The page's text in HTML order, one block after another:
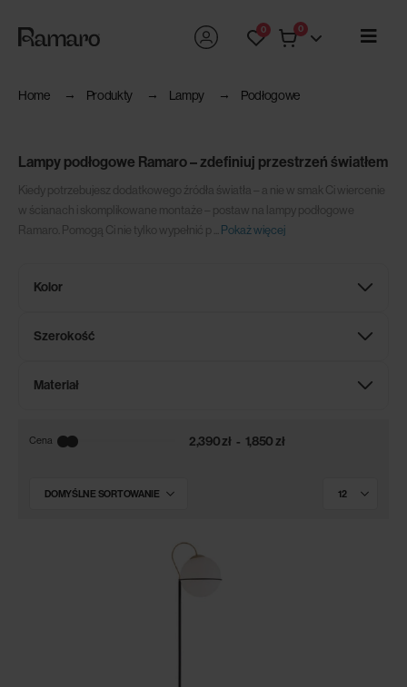
0 0
Home Produkty Lampy Podłogowe
Lampy podłogowe Ramaro – zdefiniuj przestrzeń światłem
Kiedy potrzebujesz dodatkowego źródła światła – a nie w smak Ci wiercenie
w ścianach i skomplikowane montaże – postaw na lampy podłogowe
Ramaro. Pomogą Ci nie tylko wypełnić p
Pokaż więcej
Kolor
Szerokość
Materiał
Cena 2,390 zł 1,850 zł